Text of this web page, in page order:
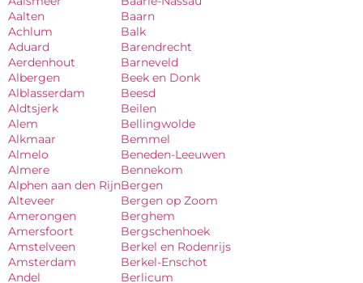
Aalten
Achlum
Aduard
Aerdenhout
Albergen
Alblasserdam
Aldtsjerk
Alem
Alkmaar
Almelo
Almere
Alphen aan den Rijn
Alteveer
Amerongen
Amersfoort
Amstelveen
Amsterdam
Andel
Baarn
Balk
Barendrecht
Barneveld
Beek en Donk
Beesd
Beilen
Bellingwolde
Bemmel
Beneden-Leeuwen
Bennekom
Bergen
Bergen op Zoom
Berghem
Bergschenhoek
Berkel en Rodenrijs
Berkel-Enschot
Berlicum